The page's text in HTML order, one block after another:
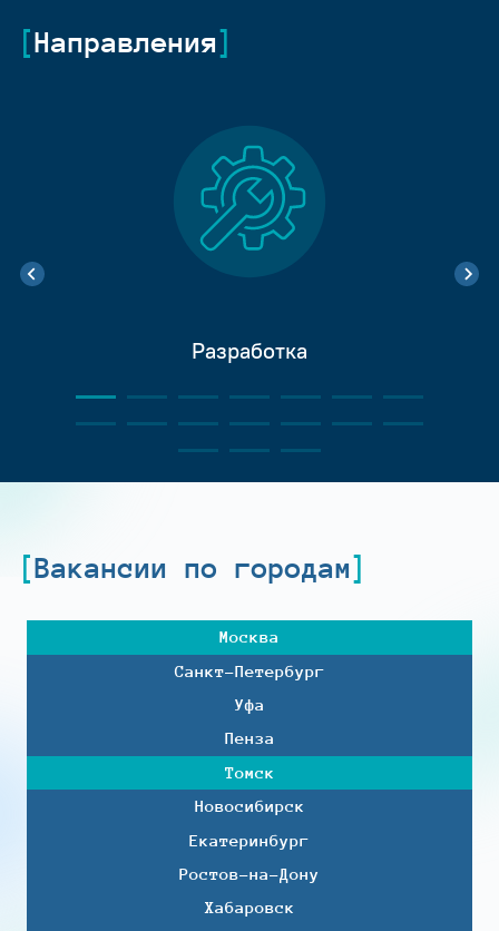
Направления
Разработка
Вакансии по городам
Москва
Санкт-Петербург
Уфа
Пенза
Томск
Новосибирск
Екатеринбург
Ростов-на-Дону
Хабаровск